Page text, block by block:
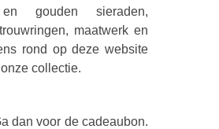
gouden sieraden,
maatwerk en
rond op deze website
collectie.
dan voor de cadeaubon.